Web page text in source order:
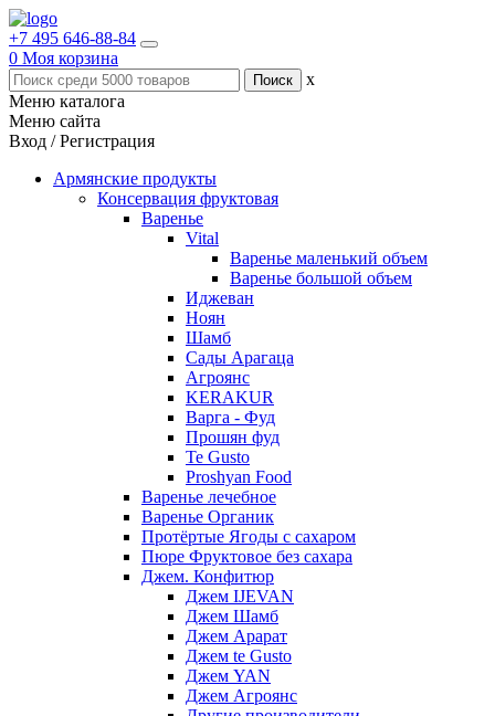
+7 495 646-88-84
0 Моя корзина
x
Меню каталога
Меню сайта
Вход / Регистрация
Армянские продукты
Консервация фруктовая
Варенье
Vital
Варенье маленький объем
Варенье большой объем
Иджеван
Ноян
Шамб
Сады Арагаца
Агроянс
KERAKUR
Варга - Фуд
Прошян фуд
Te Gusto
Proshyan Food
Варенье лечебное
Варенье Органик
Протёртые Ягоды с сахаром
Пюре Фруктовое без сахара
Джем. Конфитюр
Джем IJEVAN
Джем Шамб
Джем Арарат
Джем te Gusto
Джем YAN
Джем Агроянс